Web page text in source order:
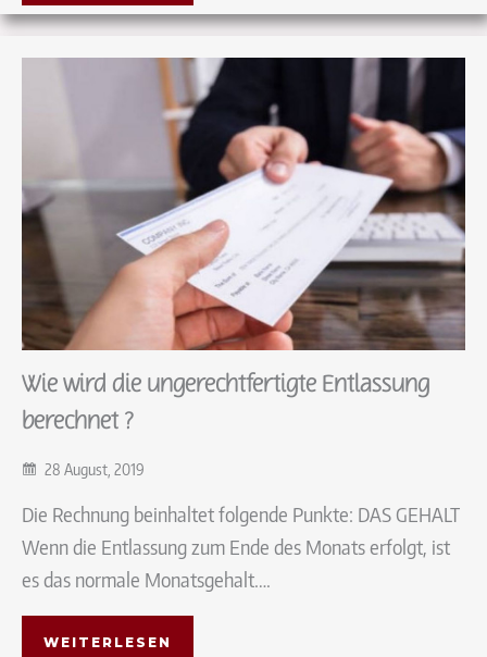
Wie wird die ungerechtfertigte Entlassung
berechnet ?
28 August, 2019
Die Rechnung beinhaltet folgende Punkte: DAS GEHALT
Wenn die Entlassung zum Ende des Monats erfolgt, ist
es das normale Monatsgehalt….
WEITERLESEN